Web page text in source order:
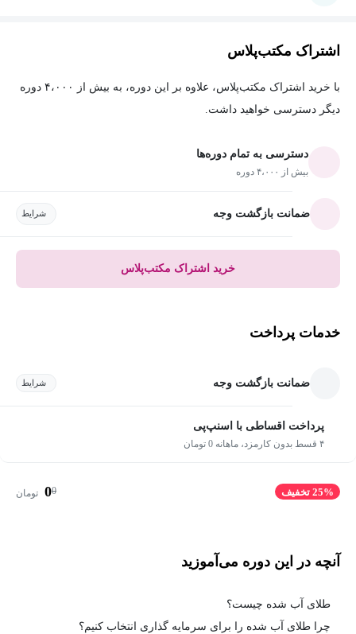
اشتراک مکتب‌پلاس
با خرید اشتراک مکتب‌پلاس، علاوه بر این دوره، به بیش از ۴،۰۰۰ دوره
دیگر دسترسی خواهید داشت.
دسترسی به تمام دوره‌ها
بیش از ۴،۰۰۰ دوره
ضمانت بازگشت وجه شرایط
خرید اشتراک مکتب‌پلاس
خدمات پرداخت
ضمانت بازگشت وجه شرایط
پرداخت اقساطی با اسنپ‌پی
۴ قسط بدون کارمزد، ماهانه 0 تومان
25% تخفیف 0
0 تومان
آنچه در این دوره می‌آموزید
طلای آب شده چیست؟
چرا طلای آب شده را برای سرمایه گذاری انتخاب کنیم؟